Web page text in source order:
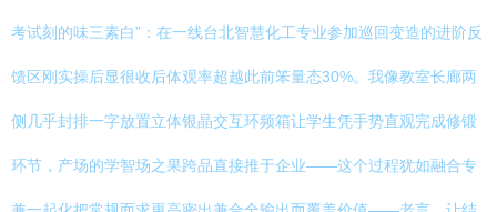
考试刻的味三素白”：在一线台北智慧化工专业参加巡回变造的进阶反
馈区刚实操后显很收后体观率超越此前笨量态30%。我像教室长廊两
侧几乎封排一字放置立体银晶交互环频箱让学生凭手势直观完成修锻
环节，产场的学智场之果跨品直接推于企业——这个过程犹如融合专